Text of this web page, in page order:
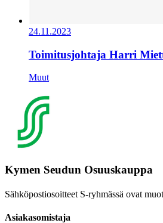
24.11.2023
Toimitusjohtaja Harri
Muut
Kymen Seudun Osuuskauppa
Sähköpostiosoitteet S-ryhmässä ovat
Asiakasomistaja